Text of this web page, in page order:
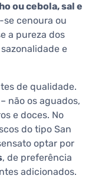
ou cebola, sal e
se cenoura ou
a pureza dos
e
de qualidade.
não os aguados,
e doces. No
do tipo San
optar por
, de preferência
adicionados.